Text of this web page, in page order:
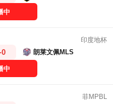
中
印度地杯
0 朗莱文佩MLS
中
菲MPBL